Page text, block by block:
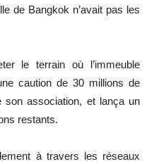
de Bangkok n’avait pas les
le terrain où l’immeuble
caution de 30 millions de
son association, et lança un
restants.
à travers les réseaux